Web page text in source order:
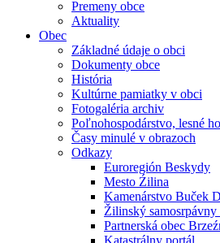
Premeny obce
Aktuality
Obec
Základné údaje o obci
Dokumenty obce
História
Kultúrne pamiatky v obci
Fotogaléria archiv
Poľnohospodárstvo, lesné
Časy minulé v obrazoch
Odkazy
Euroregión Beskydy
Mesto Źilina
Kamenárstvo Buček
Žilinský samosrpávny
Partnerská obec
Katastrálny portál